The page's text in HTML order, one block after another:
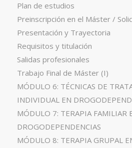
Plan de estudios
Preinscripción en el Máster /
Presentación y Trayectoria
Requisitos y titulación
Salidas profesionales
Trabajo Final de Máster (I)
MÓDULO 6: TÉCNICAS DE
INDIVIDUAL EN
MÓDULO 7: TERAPIA FAMILIAR
DROGODEPENDENCIAS
MÓDULO 8: TERAPIA GRUPAL